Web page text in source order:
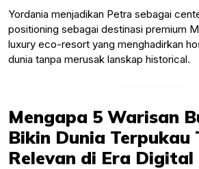
Yordania menjadikan Petra sebagai
positioning sebagai destinasi premium
luxury eco-resort yang menghadirkan
dunia tanpa merusak lanskap historical.
Mengapa 5 Warisan
Bikin Dunia Terpukau
Relevan di Era Digital